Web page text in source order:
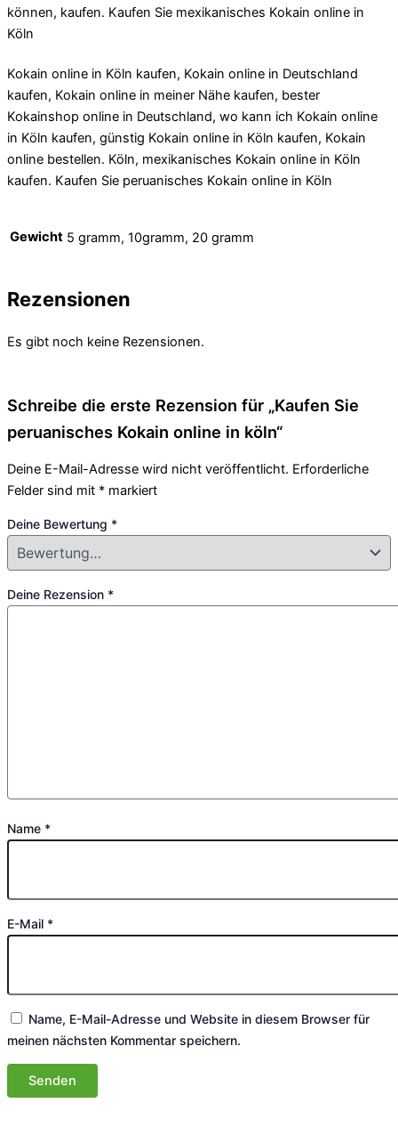
können, kaufen. Kaufen Sie mexikanisches Kokain online in
Köln
Kokain online in Köln kaufen, Kokain online in Deutschland
kaufen, Kokain online in meiner Nähe kaufen, bester
Kokainshop online in Deutschland, wo kann ich Kokain online
in Köln kaufen, günstig Kokain online in Köln kaufen, Kokain
online bestellen. Köln, mexikanisches Kokain online in Köln
kaufen. Kaufen Sie peruanisches Kokain online in Köln
Gewicht 5 gramm, 10gramm, 20 gramm
Rezensionen
Es gibt noch keine Rezensionen.
Schreibe die erste Rezension für „Kaufen Sie
peruanisches Kokain online in köln“
Deine E-Mail-Adresse wird nicht veröffentlicht. Erforderliche
Felder sind mit * markiert
Deine Bewertung *
Deine Rezension *
Name *
E-Mail *
Name, E-Mail-Adresse und Website in diesem Browser für
meinen nächsten Kommentar speichern.